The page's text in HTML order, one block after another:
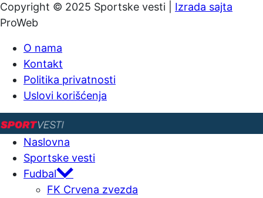
Copyright © 2025 Sportske vesti | Izrada sajta
ProWeb
O nama
Kontakt
Politika privatnosti
Uslovi korišćenja
Naslovna
Sportske vesti
Fudbal
FK Crvena zvezda